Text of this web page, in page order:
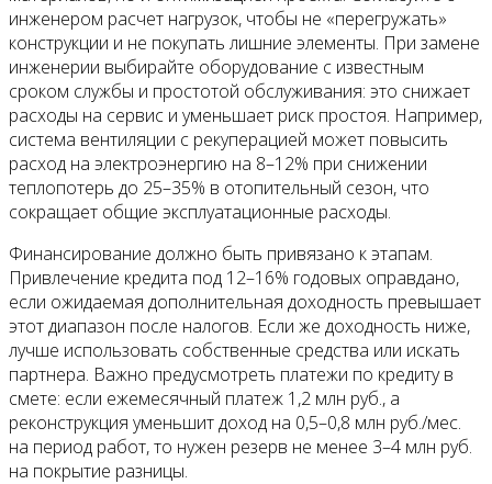
инженером расчет нагрузок, чтобы не «перегружать»
конструкции и не покупать лишние элементы. При замене
инженерии выбирайте оборудование с известным
сроком службы и простотой обслуживания: это снижает
расходы на сервис и уменьшает риск простоя. Например,
система вентиляции с рекуперацией может повысить
расход на электроэнергию на 8–12% при снижении
теплопотерь до 25–35% в отопительный сезон, что
сокращает общие эксплуатационные расходы.
Финансирование должно быть привязано к этапам.
Привлечение кредита под 12–16% годовых оправдано,
если ожидаемая дополнительная доходность превышает
этот диапазон после налогов. Если же доходность ниже,
лучше использовать собственные средства или искать
партнера. Важно предусмотреть платежи по кредиту в
смете: если ежемесячный платеж 1,2 млн руб., а
реконструкция уменьшит доход на 0,5–0,8 млн руб./мес.
на период работ, то нужен резерв не менее 3–4 млн руб.
на покрытие разницы.